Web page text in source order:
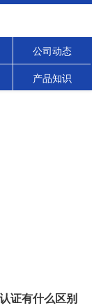
公司动态
产品知识
证有什么区别